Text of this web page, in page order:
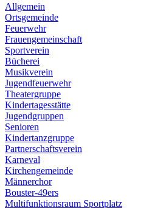
Allgemein
Ortsgemeinde
Feuerwehr
Frauengemeinschaft
Sportverein
Bücherei
Musikverein
Jugendfeuerwehr
Theatergruppe
Kindertagesstätte
Jugendgruppen
Senioren
Kindertanzgruppe
Partnerschaftsverein
Karneval
Kirchengemeinde
Männerchor
Bouster-49ers
Multifunktionsraum Sportplatz